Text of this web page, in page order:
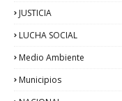
JUSTICIA
LUCHA SOCIAL
Medio Ambiente
Municipios